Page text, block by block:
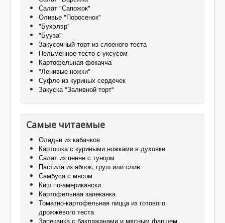
Салат "Сапожок"
Оливье "Поросенок"
"Бухэлэр"
"Бууза"
Закусочный торт из слоеного теста
Пельменное тесто с уксусом
Картофельная фокачча
"Ленивые ножки"
Суфле из куриных сердечек
Закуска "Заливной торт"
Самые читаемые
Оладьи из кабачков
Картошка с куриными ножками в духовке
Салат из пенне с тунцом
Пастила из яблок, груш или слив
Самбуса с мясом
Киш по-американски
Картофельная запеканка
Томатно-картофельная пицца из готового
дрожжевого теста
Запеканка с баклажанами и мясным фаршем